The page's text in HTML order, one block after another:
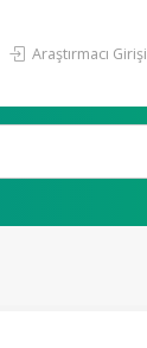
Araştırmacı Girişi